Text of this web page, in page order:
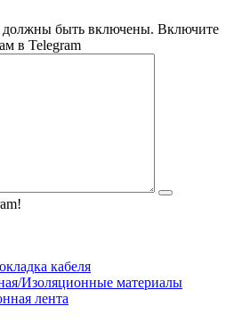
должны быть включены. Включите
в Telegram
кабеля
Изоляционные материалы
лента